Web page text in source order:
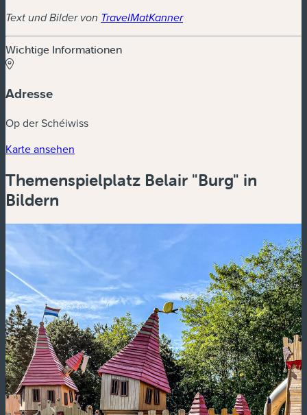
Text und Bilder von TravelMatKanner
Wichtige Informationen
Adresse
Op der Schéiwiss
Karte ansehen
Themenspielplatz Belair "Burg" in
Bildern